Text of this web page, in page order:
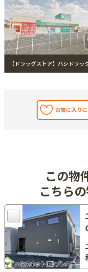
お気に入り
この物
こちら